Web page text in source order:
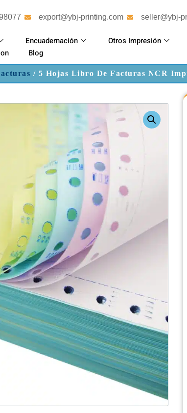
export@ybj-printing.com seller@ybj-
Encuadernación Otros Impresión
Blog
/ 5 Hojas Libro De Facturas NCR